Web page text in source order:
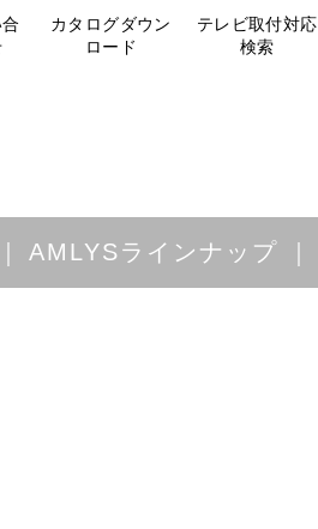
カタログダウン
ロード
テレビ取付対応
検索
AMLYSラインナップ